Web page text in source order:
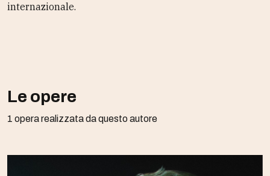
internazionale.
Le opere
1 opera realizzata da questo autore